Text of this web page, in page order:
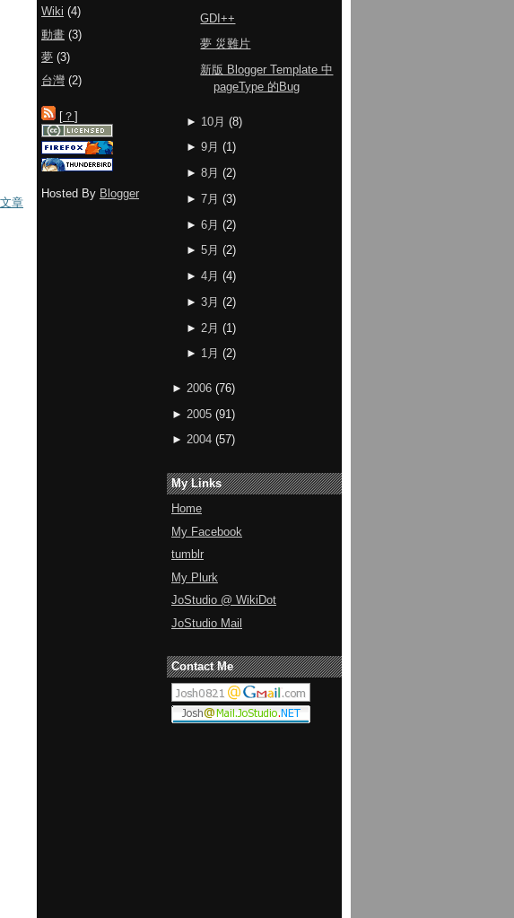
章
GDI++
夢 災難片
新版 Blogger Template 中
pageType 的Bug
► 10月 (8)
► 9月 (1)
► 8月 (2)
► 7月 (3)
► 6月 (2)
► 5月 (2)
► 4月 (4)
► 3月 (2)
► 2月 (1)
► 1月 (2)
► 2006 (76)
► 2005 (91)
► 2004 (57)
My Links
Home
My Facebook
tumblr
My Plurk
JoStudio @ WikiDot
JoStudio Mail
Contact Me
Wiki (4)
動畫 (3)
夢 (3)
台灣 (2)
[ ？ ]
Hosted By Blogger